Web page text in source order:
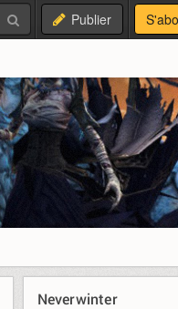
Publier
Neverwinter